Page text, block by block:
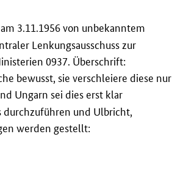
3.11.1956 von unbekanntem
Lenkungsausschuss zur
0937. Überschrift:
bewusst, sie verschleiere diese nur
Ungarn sei dies erst klar
durchzuführen und Ulbricht,
werden gestellt: